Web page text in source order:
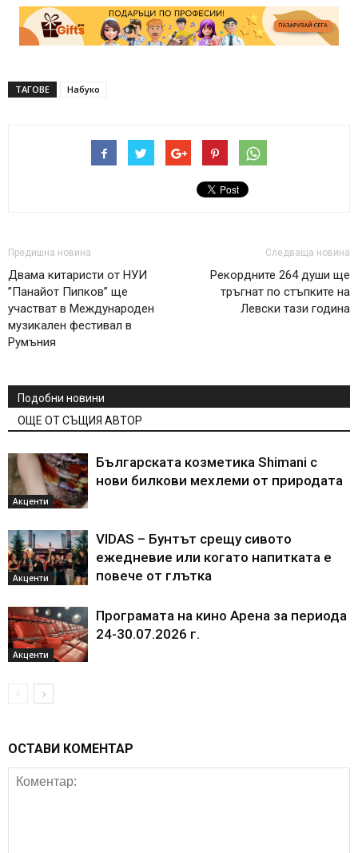
ТАГОВЕ Набуко
Предишна новина
Двама китаристи от НУИ
”Панайот Пипков” ще
участват в Международен
музикален фестивал в
Румъния
Следваща новина
Рекордните 264 души ще
тръгнат по стъпките на
Левски тази година
Подобни новини
ОЩЕ ОТ СЪЩИЯ АВТОР
Акценти
Българската козметика Shimani с
нови билкови мехлеми от природата
Акценти
VIDAS – Бунтът срещу сивото
ежедневие или когато напитката е
повече от глътка
Акценти
Програмата на кино Арена за периода
24-30.07.2026 г.
ОСТАВИ КОМЕНТАР